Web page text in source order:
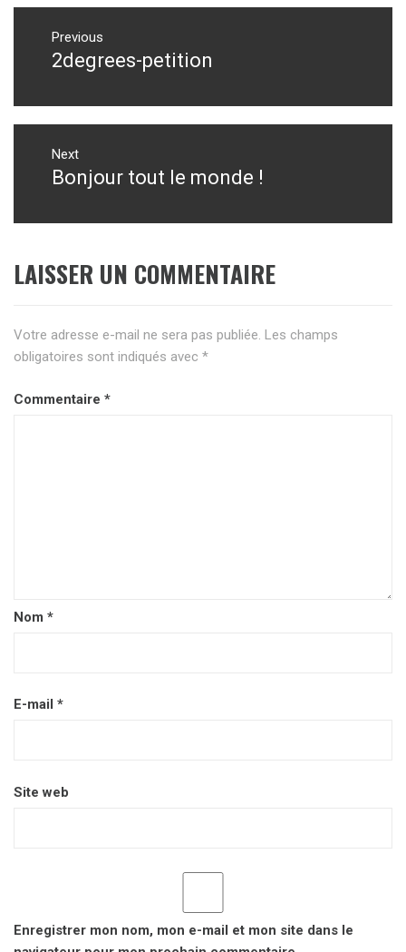
Navigation
l’article
Previous
Previous
2degrees-petition
Next
Next
Bonjour tout le monde !
LAISSER UN COMMENTAIRE
Votre adresse e-mail ne sera pas publiée. Les champs
obligatoires sont indiqués avec *
Commentaire *
Nom *
E-mail *
Site web
Enregistrer mon nom, mon e-mail et mon site dans le